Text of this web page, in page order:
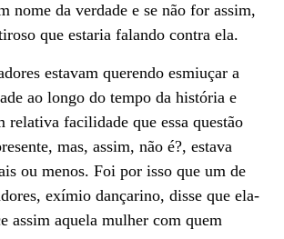
nome da verdade e se não for assim,
que estaria falando contra ela.
estavam querendo esmiuçar a
ao longo do tempo da história e
relativa facilidade que essa questão
mas, assim, não é?, estava
ou menos. Foi por isso que um de
exímio dançarino, disse que ela-
assim aquela mulher com quem